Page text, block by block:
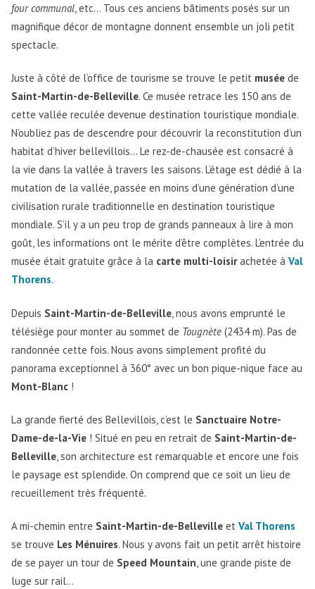
four communal, etc… Tous ces anciens bâtiments posés sur un
magnifique décor de montagne donnent ensemble un joli petit
spectacle.
Juste à côté de l’office de tourisme se trouve le petit musée de
Saint-Martin-de-Belleville. Ce musée retrace les 150 ans de
cette vallée reculée devenue destination touristique mondiale.
N’oubliez pas de descendre pour découvrir la reconstitution d’un
habitat d’hiver bellevillois… Le rez-de-chausée est consacré à
la vie dans la vallée à travers les saisons. L’étage est dédié à la
mutation de la vallée, passée en moins d’une génération d’une
civilisation rurale traditionnelle en destination touristique
mondiale. S’il y a un peu trop de grands panneaux à lire à mon
goût, les informations ont le mérite d’être complètes. L’entrée du
musée était gratuite grâce à la carte multi-loisirachetée à Val
Thorens.
Depuis Saint-Martin-de-Belleville , nous avons emprunté le
télésiège pour monter au sommet de Tougnète (2434 m). Pas de
randonnée cette fois. Nous avons simplement profité du
panorama exceptionnel à 360° avec un bon pique-nique face au
Mont-Blanc !
La grande fierté des Bellevillois, c’est le Sanctuaire Notre-
Dame-de-la-Vie ! Situé en peu en retrait de Saint-Martin-de-
Belleville, son architecture est remarquable et encore une fois
le paysage est splendide. On comprend que ce soit un lieu de
recueillement très fréquenté.
A mi-chemin entre Saint-Martin-de-Belleville et Val Thorens
se trouve Les Ménuires. Nous y avons fait un petit arrêt histoire
de se payer un tour de Speed Mountain, une grande piste de
luge sur rail…